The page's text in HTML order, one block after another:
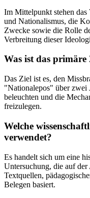
Im Mittelpunkt stehen
und Nationalismus, die
Zwecke sowie die Rolle
Verbreitung dieser
Was ist das
Das Ziel ist es, den
"Nationalepos" über zwei
beleuchten und die
freizulegen.
Welche
verwendet?
Es handelt sich um eine
Untersuchung, die auf der
Textquellen,
Belegen basiert.